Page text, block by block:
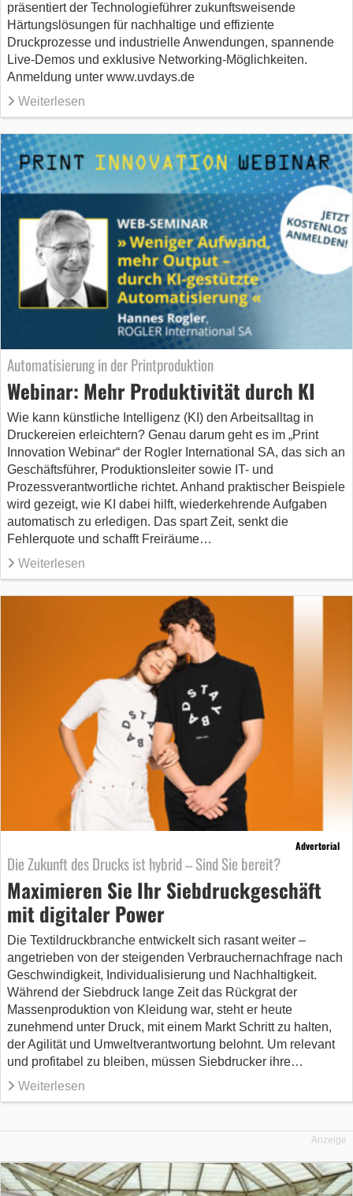
präsentiert der Technologieführer zukunftsweisende
Härtungslösungen für nachhaltige und effiziente
Druckprozesse und industrielle Anwendungen, spannende
Live-Demos und exklusive Networking-Möglichkeiten.
Anmeldung unter www.uvdays.de
Weiterlesen
Automatisierung in der Printproduktion
Webinar: Mehr Produktivität durch KI
Wie kann künstliche Intelligenz (KI) den Arbeitsalltag in
Druckereien erleichtern? Genau darum geht es im „Print
Innovation Webinar“ der Rogler International SA, das sich an
Geschäftsführer, Produktionsleiter sowie IT- und
Prozessverantwortliche richtet. Anhand praktischer Beispiele
wird gezeigt, wie KI dabei hilft, wiederkehrende Aufgaben
automatisch zu erledigen. Das spart Zeit, senkt die
Fehlerquote und schafft Freiräume…
Weiterlesen
Advertorial
Die Zukunft des Drucks ist hybrid – Sind Sie bereit?
Maximieren Sie Ihr Siebdruckgeschäft
mit digitaler Power
Die Textildruckbranche entwickelt sich rasant weiter –
angetrieben von der steigenden Verbrauchernachfrage nach
Geschwindigkeit, Individualisierung und Nachhaltigkeit.
Während der Siebdruck lange Zeit das Rückgrat der
Massenproduktion von Kleidung war, steht er heute
zunehmend unter Druck, mit einem Markt Schritt zu halten,
der Agilität und Umweltverantwortung belohnt. Um relevant
und profitabel zu bleiben, müssen Siebdrucker ihre…
Weiterlesen
Anzeige